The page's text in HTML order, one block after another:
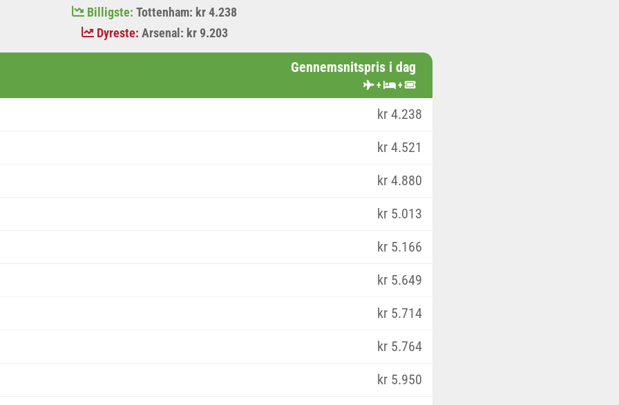
Billigste: Tottenham: kr 4.238
Dyreste: Arsenal: kr 9.203
Gennemsnitspris i dag
+ +
kr 4.238
kr 4.521
kr 4.880
kr 5.013
kr 5.166
kr 5.649
kr 5.714
kr 5.764
kr 5.950